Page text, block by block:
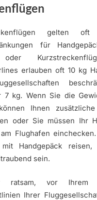
gelten oft
für
oder
erlauben oft 10 kg
7 kg. Wenn Sie die
Ihnen
oder Sie müssen Ihr
Flughafen
Handgepäck reisen,
sein.
ratsam, vor Ihrem
Ihrer